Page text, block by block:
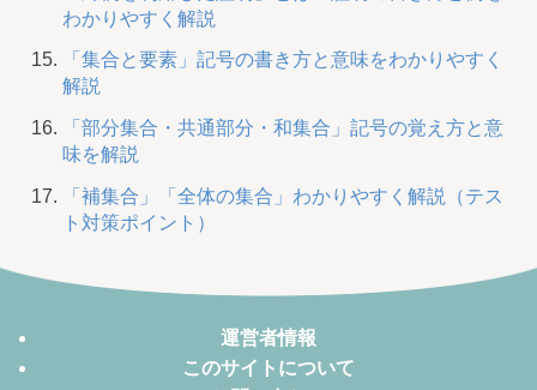
わかりやすく解説
「集合と要素」記号の書き方と意味をわかりやすく
解説
「部分集合・共通部分・和集合」記号の覚え方と意
味を解説
「補集合」「全体の集合」わかりやすく解説（テス
ト対策ポイント）
運営者情報
このサイトについて